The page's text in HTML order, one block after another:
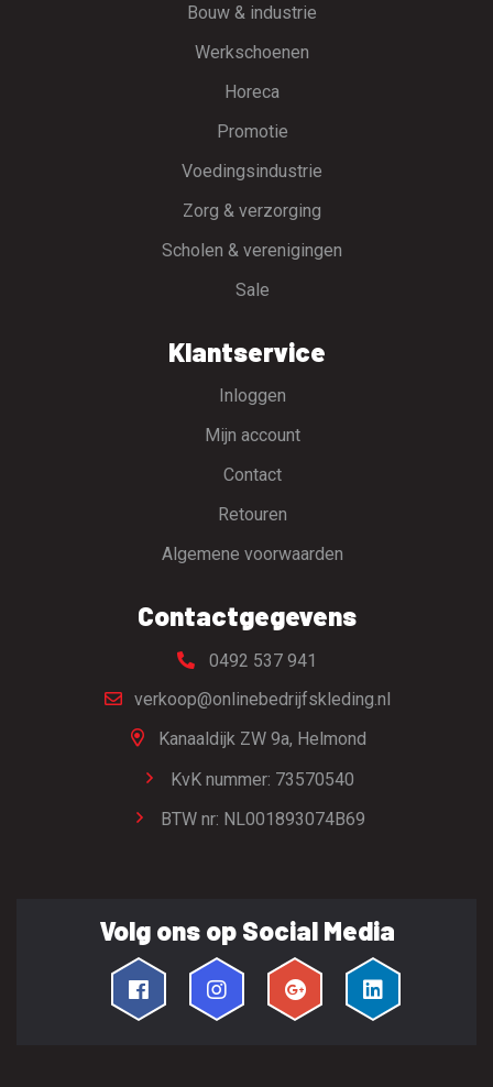
Bouw & industrie
Werkschoenen
Horeca
Promotie
Voedingsindustrie
Zorg & verzorging
Scholen & verenigingen
Sale
Klantservice
Inloggen
Mijn account
Contact
Retouren
Algemene voorwaarden
Contactgegevens
0492 537 941
verkoop@onlinebedrijfskleding.nl
Kanaaldijk ZW 9a, Helmond
KvK nummer: 73570540
BTW nr: NL001893074B69
Volg ons op Social Media